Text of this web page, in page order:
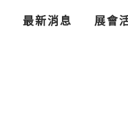
最新消息 展會